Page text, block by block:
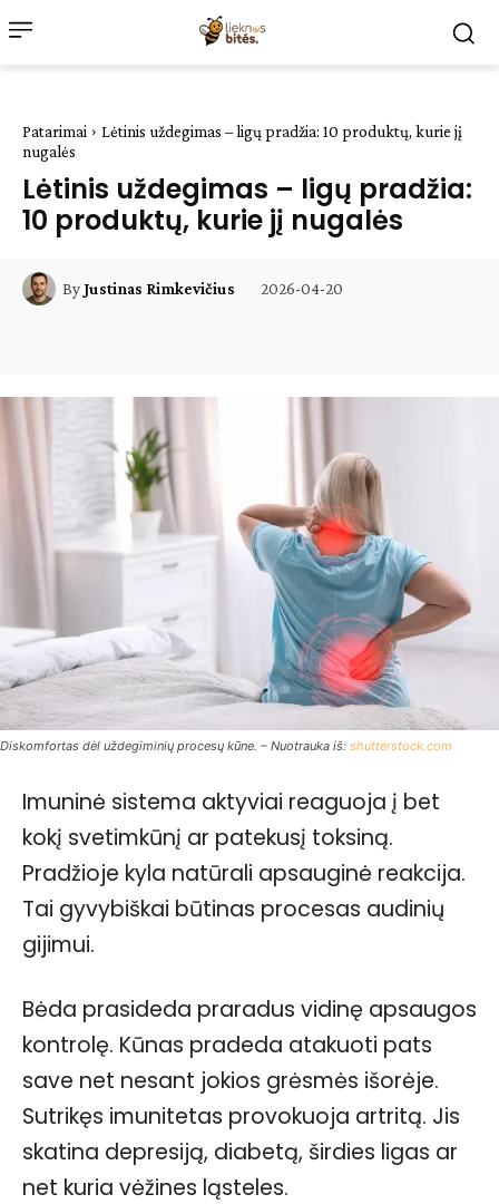
Patarimai
Lėtinis uždegimas – ligų pradžia: 10 produktų, kurie jį
nugalės
Lėtinis uždegimas – ligų pradžia:
10 produktų, kurie jį nugalės
ByJustinas Rimkevičius 2026-04-20
Diskomfortas dėl uždegiminių procesų kūne. – Nuotrauka iš: shutterstock.com
Imuninė sistema aktyviai reaguoja į bet
kokį svetimkūnį ar patekusį toksiną.
Pradžioje kyla natūrali apsauginė reakcija.
Tai gyvybiškai būtinas procesas audinių
gijimui.
Bėda prasideda praradus vidinę apsaugos
kontrolę. Kūnas pradeda atakuoti pats
save net nesant jokios grėsmės išorėje.
Sutrikęs imunitetas provokuoja artritą. Jis
skatina depresiją, diabetą, širdies ligas ar
net kuria vėžines ląsteles.